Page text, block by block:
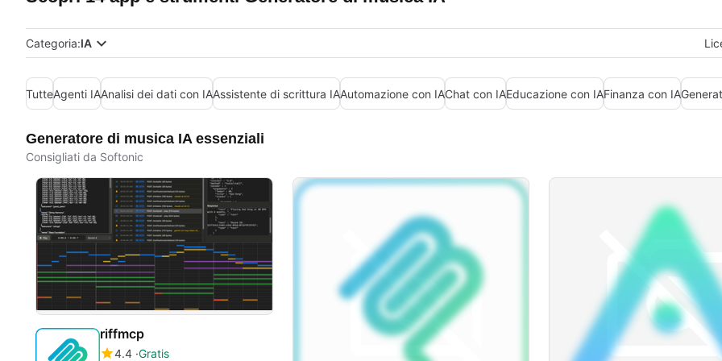
Categoria:IA
TutteAgenti IAAnalisi dei dati con IAAssistente di scrittura IAAutomazione con IAChat con IAEducazione con IAFinanza con IA
Generatore di musica IA essenziali
Consigliati da Softonic
riffmcp
4.4 Gratis